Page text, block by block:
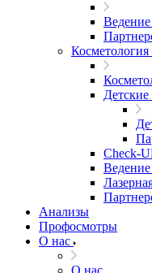
Косметология
Check-
Анализы
Профосмотры
О нас
О нас